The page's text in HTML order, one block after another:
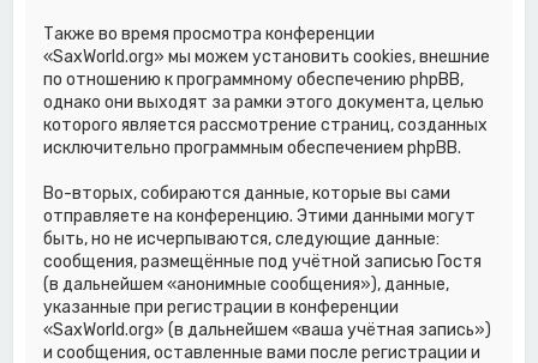
Также во время просмотра конференции
«SaxWorld.org» мы можем установить cookies, внешние
по отношению к программному обеспечению phpBB,
однако они выходят за рамки этого документа, целью
которого является рассмотрение страниц, созданных
исключительно программным обеспечением phpBB.
Во-вторых, собираются данные, которые вы сами
отправляете на конференцию. Этими данными могут
быть, но не исчерпываются, следующие данные:
сообщения, размещённые под учётной записью Гостя
(в дальнейшем «анонимные сообщения»), данные,
указанные при регистрации в конференции
«SaxWorld.org» (в дальнейшем «ваша учётная запись»)
и сообщения, оставленные вами после регистрации и